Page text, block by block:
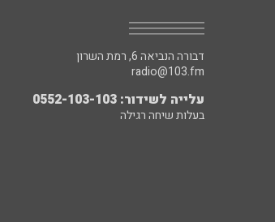
דבורה הנביאה 6, רמת השרון
radio@103.fm
עלייה לשידור: 0552-103-103
בעלות שיחה רגילה